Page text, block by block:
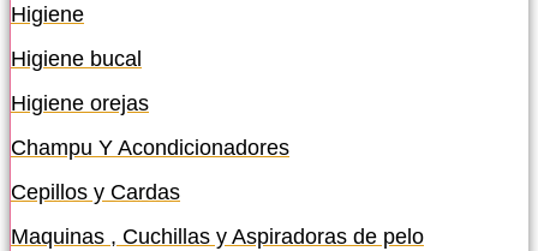
Higiene
Higiene bucal
Higiene orejas
Champu Y Acondicionadores
Cepillos y Cardas
Maquinas , Cuchillas y Aspiradoras de pelo